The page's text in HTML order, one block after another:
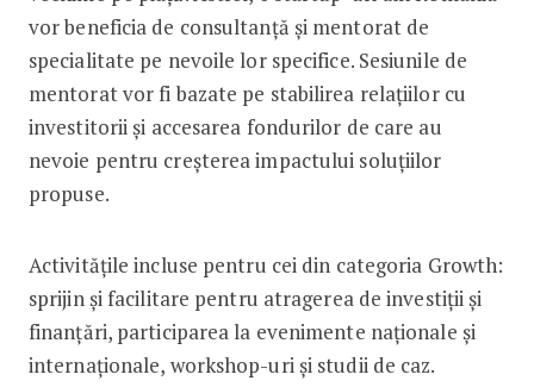
vor beneficia de consultanță și mentorat de
specialitate pe nevoile lor specifice. Sesiunile de
mentorat vor fi bazate pe stabilirea relațiilor cu
investitorii și accesarea fondurilor de care au
nevoie pentru creșterea impactului soluțiilor
propuse.
Activitățile incluse pentru cei din categoria Growth:
sprijin și facilitare pentru atragerea de investiții și
finanțări, participarea la evenimente naționale și
internaționale, workshop-uri și studii de caz.